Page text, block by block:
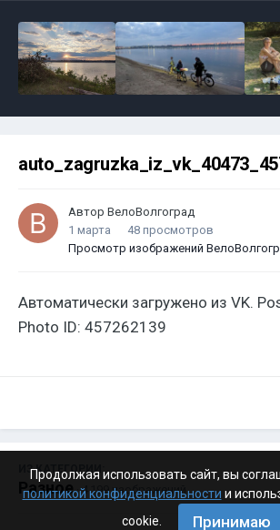
Автор ВелоВолгоград
1 марта
48 просмотров
Просмотр изображений
Автоматически загружено из VK.
Photo ID: 457262139
ИЗ КАТЕГОРИИ:
Разное · 4 199 изображений
Продолжая использовать сайт, вы
политикой конфиденциальности и
cookie.
Принимаю